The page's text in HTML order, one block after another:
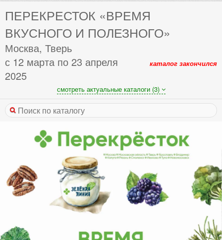
ПЕРЕКРЕСТОК «ВРЕМЯ
ВКУСНОГО И ПОЛЕЗНОГО»
Москва, Тверь
с 12 марта по 23 апреля
2025
каталог закончился
смотреть актуальные каталоги (3)